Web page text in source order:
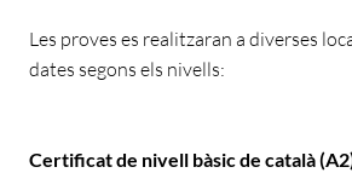
Les proves es realitzaran a diverses
dates segons els nivells:
Certificat de nivell bàsic de català